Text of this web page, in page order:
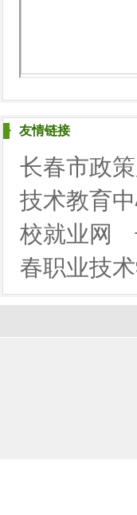
友情链接
长春市政
技术教育
校就业网
春职业技